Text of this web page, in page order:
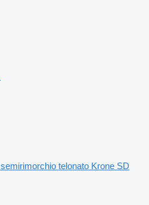
semirimorchio telonato Krone SD